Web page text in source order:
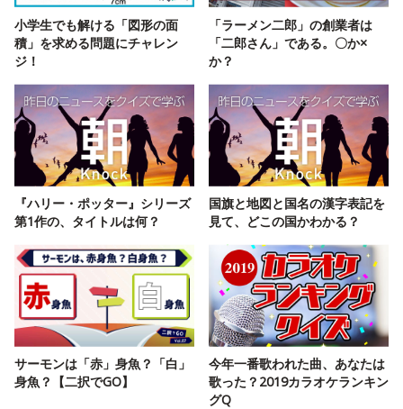
小学生でも解ける「図形の面
積」を求める問題にチャレン
ジ！
「ラーメン二郎」の創業者は
「二郎さん」である。〇か×
か？
『ハリー・ポッター』シリーズ
第1作の、タイトルは何？
国旗と地図と国名の漢字表記を
見て、どこの国かわかる？
サーモンは「赤」身魚？「白」
身魚？【二択でGO】
今年一番歌われた曲、あなたは
歌った？2019カラオケランキン
グQ